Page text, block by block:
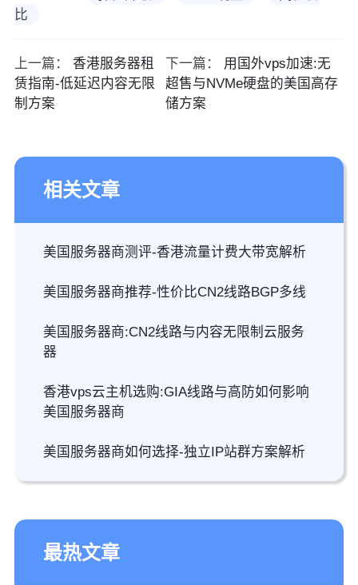
比
上一篇：
香港服务器租
赁指南-低延迟内容无限
制方案
下一篇：
用国外vps加速:无
超售与NVMe硬盘的美国高存
储方案
相关文章
美国服务器商测评-香港流量计费大带宽解析
美国服务器商推荐-性价比CN2线路BGP多线
美国服务器商:CN2线路与内容无限制云服务
器
香港vps云主机选购:GIA线路与高防如何影响
美国服务器商
美国服务器商如何选择-独立IP站群方案解析
最热文章